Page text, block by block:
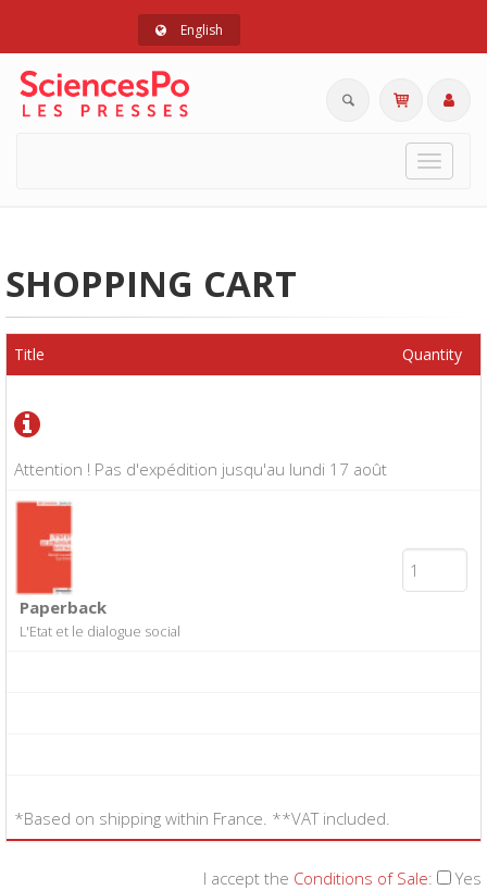
English
Toggle
SHOPPING CART
Attention ! Pas d'expédition jusqu'au lundi 17 août
Title Quantity
Paperback
L'Etat et le dialogue social
*Based on shipping within France. **VAT included.
I accept the Conditions of Sale: Yes